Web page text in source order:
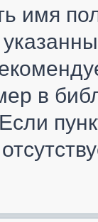
имя
в